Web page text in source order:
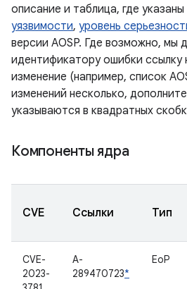
описание и таблица, где
уязвимости, уровень
версии AOSP. Где возможно, мы
идентификатору ошибки ссылку
изменение (например, список
изменений несколько,
указываются в квадратных
Компоненты ядра
CVE Ссылки Тип
CVE-
2023-
A-
289470723*
EoP